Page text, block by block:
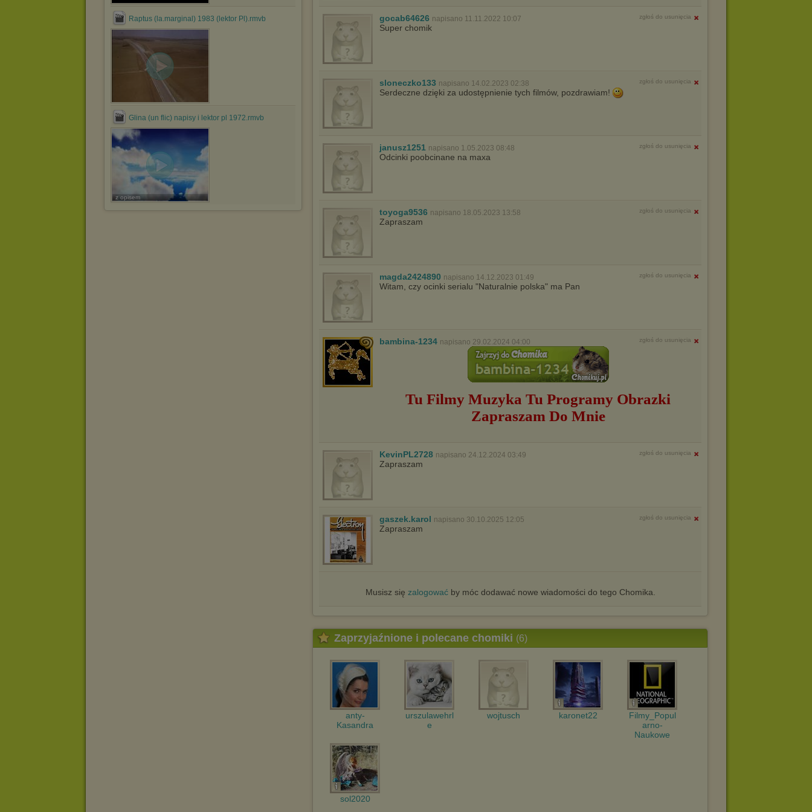
http://chomikuj.pl/PolitykaPrywatnosci.aspx.
Raptus (la.marginal) 1983 (lektor Pl).rmvb
Glina (un flic) napisy i lektor pl 1972.rmvb
z opisem
gocab64626 napisano 11.11.2022 10:07 zgłoś do usunięcia
Super chomik
sloneczko133 napisano 14.02.2023 02:38 zgłoś do usunięcia
Serdeczne dzięki za udostępnienie tych filmów, pozdrawiam!
janusz1251 napisano 1.05.2023 08:48 zgłoś do usunięcia
Odcinki poobcinane na maxa
toyoga9536 napisano 18.05.2023 13:58 zgłoś do usunięcia
Zapraszam
magda2424890 napisano 14.12.2023 01:49 zgłoś do usunięcia
Witam, czy ocinki serialu "Naturalnie polska" ma Pan
bambina-1234 napisano 29.02.2024 04:00 zgłoś do usunięcia
Tu Filmy Muzyka Tu Programy Obrazki
Zapraszam Do Mnie
KevinPL2728 napisano 24.12.2024 03:49 zgłoś do usunięcia
Zapraszam
gaszek.karol napisano 30.10.2025 12:05 zgłoś do usunięcia
Zapraszam
Musisz się zalogowaćby móc dodawać nowe wiadomości do tego Chomika.
Zaprzyjaźnione i polecane chomiki (6)
anty-
Kasandra
urszulawehrl
e
wojtusch karonet22
Filmy_Popul
arno-
Naukowe
sol2020